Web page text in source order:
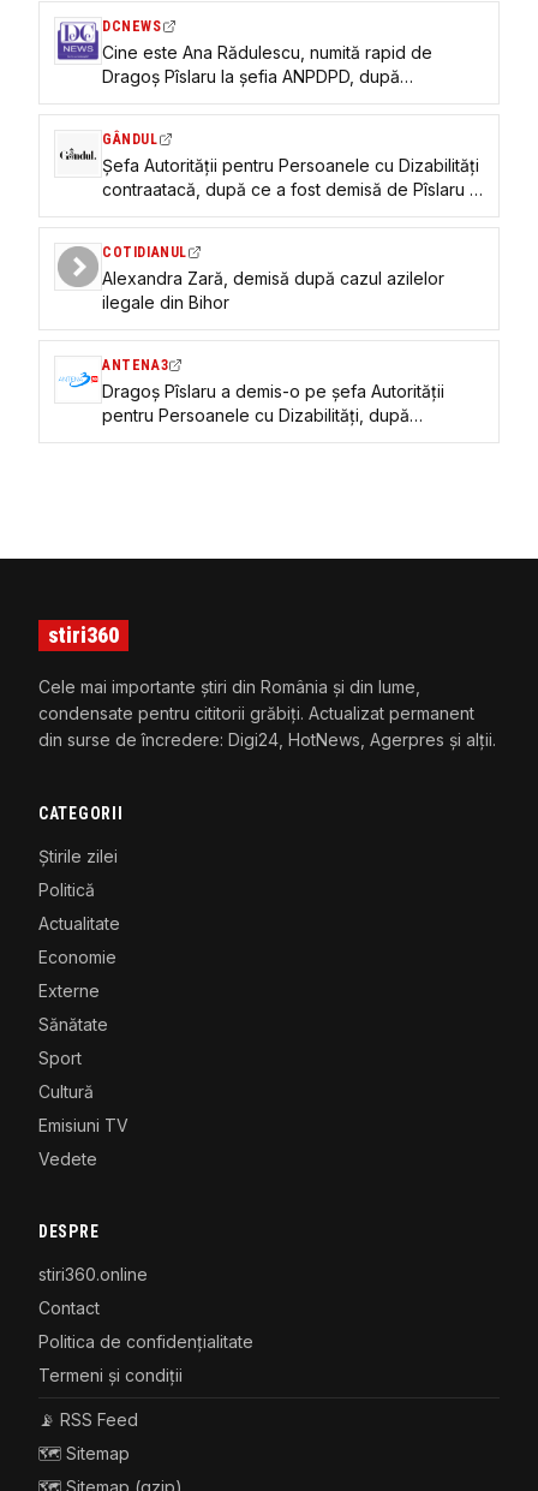
DCNEWS
Cine este Ana Rădulescu, numită rapid de
Dragoș Pîslaru la șefia ANPDPD, după
demiterea fiicei lui Zară
GÂNDUL
Șefa Autorității pentru Persoanele cu Dizabilități
contraatacă, după ce a fost demisă de Pîslaru în
scandalul Azilelor Groazei din Bihor. Senatoarea
COTIDIANUL
Alexandra Zară, demisă după cazul azilelor
ilegale din Bihor
ANTENA3
Dragoș Pîslaru a demis-o pe șefa Autorității
pentru Persoanele cu Dizabilități, după
scandalul „Viorel Pașca și azilele groazei”
stiri360
Cele mai importante știri din România și din lume,
condensate pentru cititorii grăbiți. Actualizat permanent
din surse de încredere: Digi24, HotNews, Agerpres și alții.
CATEGORII
Știrile zilei
Politică
Actualitate
Economie
Externe
Sănătate
Sport
Cultură
Emisiuni TV
Vedete
DESPRE
stiri360.online
Contact
Politica de confidențialitate
Termeni și condiții
📡 RSS Feed
🗺️ Sitemap
🗺️ Sitemap (gzip)